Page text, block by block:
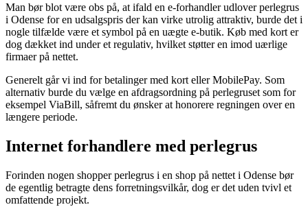
Man bør blot være obs på, at ifald en e-forhandler udlover perlegrus
i Odense for en udsalgspris der kan virke utrolig attraktiv, burde det i
nogle tilfælde være et symbol på en uægte e-butik. Køb med kort er
dog dækket ind under et regulativ, hvilket støtter en imod uærlige
firmaer på nettet.
Generelt går vi ind for betalinger med kort eller MobilePay. Som
alternativ burde du vælge en afdragsordning på perlegruset som for
eksempel ViaBill, såfremt du ønsker at honorere regningen over en
længere periode.
Internet forhandlere med perlegrus
Forinden nogen shopper perlegrus i en shop på nettet i Odense bør
de egentlig betragte dens forretningsvilkår, dog er det uden tvivl et
omfattende projekt.